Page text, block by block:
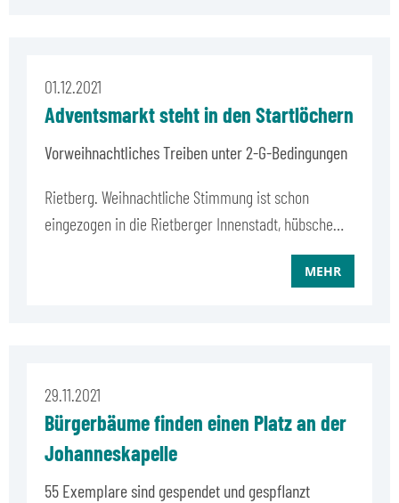
01.12.2021
Adventsmarkt steht in den Startlöchern
Vorweihnachtliches Treiben unter 2-G-Bedingungen
Rietberg. Weihnachtliche Stimmung ist schon
eingezogen in die Rietberger Innenstadt, hübsche…
MEHR
29.11.2021
Bürgerbäume finden einen Platz an der
Johanneskapelle
55 Exemplare sind gespendet und gespflanzt